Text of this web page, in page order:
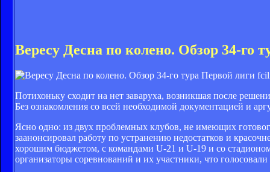
Вересу Десна по колено. Обзор 34-го
Потихоньку сходит на нет заваруха, возникшая после
Без ознакомления со всей необходимой документацией и
Ясно одно: из двух проблемных клубов, не имеющих
заанонсировал работу по устранению недостатков и
хорошим бюджетом, с командами U-21 и U-19 и со
организаторы соревнований и их участники, что